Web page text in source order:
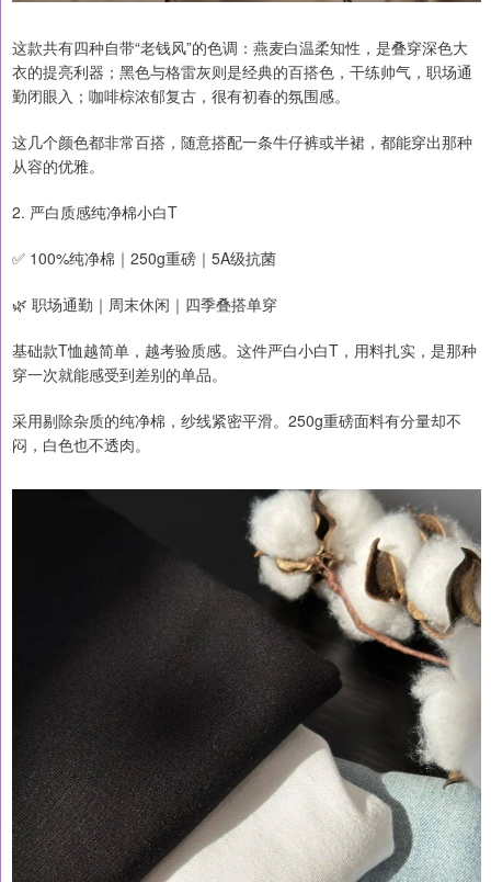
这款共有四种自带“老钱风”的色调：燕麦白温柔知性，是叠穿深色大
衣的提亮利器；黑色与格雷灰则是经典的百搭色，干练帅气，职场通
勤闭眼入；咖啡棕浓郁复古，很有初春的氛围感。
这几个颜色都非常百搭，随意搭配一条牛仔裤或半裙，都能穿出那种
从容的优雅。
2. 严白质感纯净棉小白T
✅ 100%纯净棉｜250g重磅｜5A级抗菌
🌿 职场通勤｜周末休闲｜四季叠搭单穿
基础款T恤越简单，越考验质感。这件严白小白T，用料扎实，是那种
穿一次就能感受到差别的单品。
采用剔除杂质的纯净棉，纱线紧密平滑。250g重磅面料有分量却不
闷，白色也不透肉。